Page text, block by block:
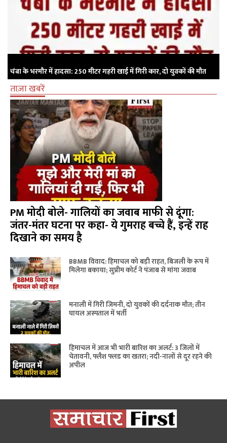
चंबा के भरमौर में हादसा: 250 मीटर गहरी खाई में गिरी कार, दो युवकों की मौत
ताज़ा खबरें
PM मोदी बोले- गालियों का जवाब माफी से दूंगा:
जंतर-मंतर घटना पर कहा- ये गुमराह बच्चे हैं, इन्हें राह
दिखाने का समय है
BBMB विवाद: हिमाचल को बड़ी राहत, बिजली के रूप में
मिलेगा बकाया; सुप्रीम कोर्ट ने पंजाब से मांगा जवाब
मनाली में गिरी जिमनी, दो युवकों की दर्दनाक मौत; तीन
घायल अस्पताल में भर्ती
हिमाचल में आज भी भारी बारिश का अलर्ट: 3 जिलों में
चेतावनी, फ्लैश फ्लड का खतरा; नदी-नालों से दूर रहने की
अपील